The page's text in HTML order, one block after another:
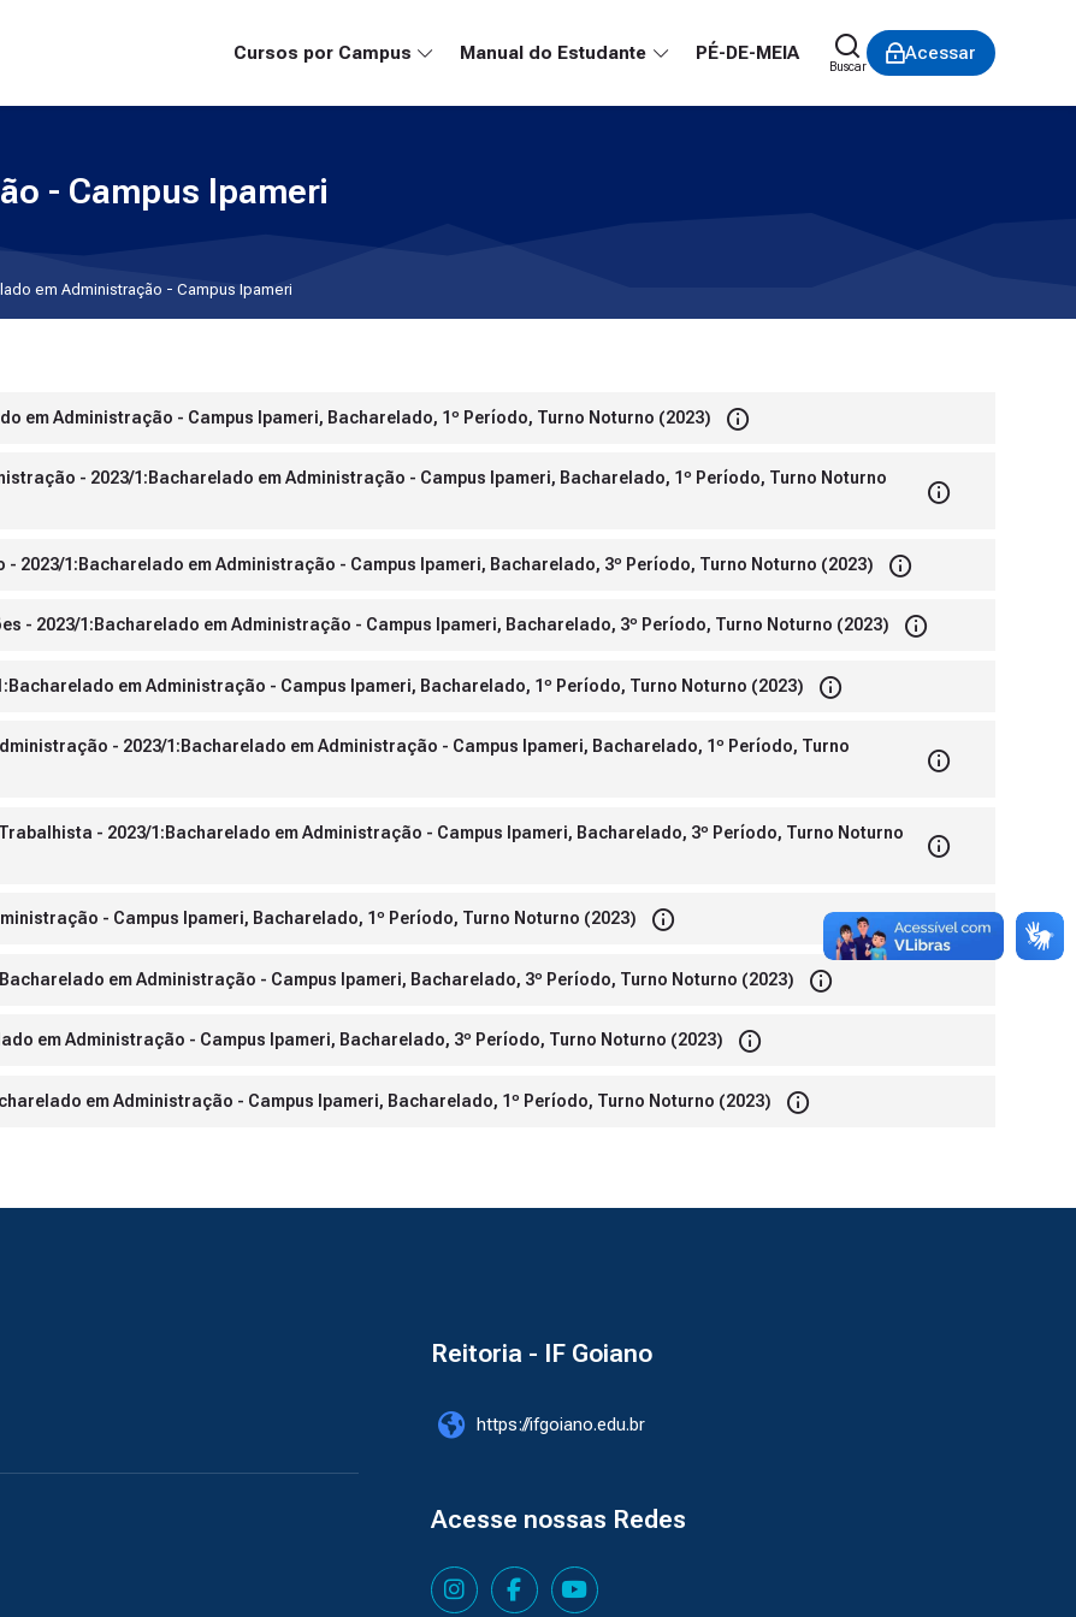
Cursos por Campus
Manual do Estudante PÉ-DE-MEIA
Buscar
Acessar
- Campus Ipameri
em Administração - Campus Ipameri
em Administração - Campus Ipameri, Bacharelado, 1º Período, Turno Noturno (2023)
- 2023/1:Bacharelado em Administração - Campus Ipameri, Bacharelado, 1º Período, Turno Noturno
2023/1:Bacharelado em Administração - Campus Ipameri, Bacharelado, 3º Período, Turno Noturno (2023)
- 2023/1:Bacharelado em Administração - Campus Ipameri, Bacharelado, 3º Período, Turno Noturno (2023)
em Administração - Campus Ipameri, Bacharelado, 1º Período, Turno Noturno (2023)
- 2023/1:Bacharelado em Administração - Campus Ipameri, Bacharelado, 1º Período, Turno
- 2023/1:Bacharelado em Administração - Campus Ipameri, Bacharelado, 3º Período, Turno Noturno
- Campus Ipameri, Bacharelado, 1º Período, Turno Noturno (2023)
em Administração - Campus Ipameri, Bacharelado, 3º Período, Turno Noturno (2023)
em Administração - Campus Ipameri, Bacharelado, 3º Período, Turno Noturno (2023)
em Administração - Campus Ipameri, Bacharelado, 1º Período, Turno Noturno (2023)
Reitoria - IF Goiano
https://ifgoiano.edu.br
Acesse nossas Redes